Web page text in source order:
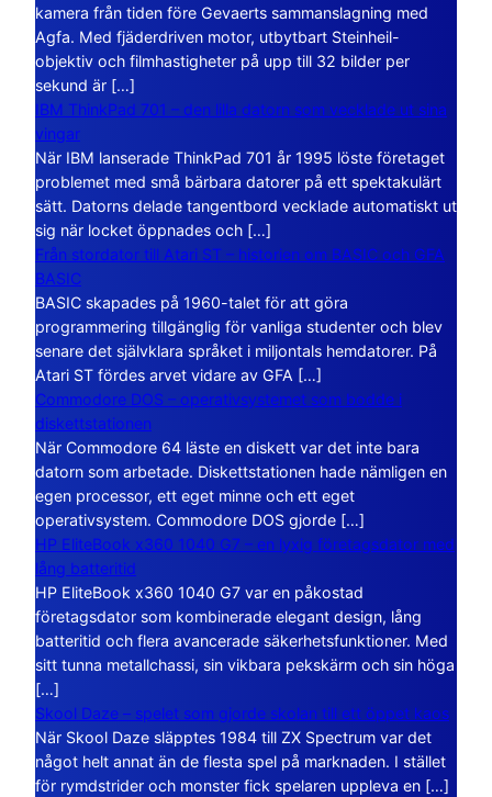
kamera från tiden före Gevaerts sammanslagning med
Agfa. Med fjäderdriven motor, utbytbart Steinheil-
objektiv och filmhastigheter på upp till 32 bilder per
sekund är […]
IBM ThinkPad 701 – den lilla datorn som vecklade ut sina
vingar
När IBM lanserade ThinkPad 701 år 1995 löste företaget
problemet med små bärbara datorer på ett spektakulärt
sätt. Datorns delade tangentbord vecklade automatiskt ut
sig när locket öppnades och […]
Från stordator till Atari ST – historien om BASIC och GFA
BASIC
BASIC skapades på 1960-talet för att göra
programmering tillgänglig för vanliga studenter och blev
senare det självklara språket i miljontals hemdatorer. På
Atari ST fördes arvet vidare av GFA […]
Commodore DOS – operativsystemet som bodde i
diskettstationen
När Commodore 64 läste en diskett var det inte bara
datorn som arbetade. Diskettstationen hade nämligen en
egen processor, ett eget minne och ett eget
operativsystem. Commodore DOS gjorde […]
HP EliteBook x360 1040 G7 – en lyxig företagsdator med
lång batteritid
HP EliteBook x360 1040 G7 var en påkostad
företagsdator som kombinerade elegant design, lång
batteritid och flera avancerade säkerhetsfunktioner. Med
sitt tunna metallchassi, sin vikbara pekskärm och sin höga
[…]
Skool Daze – spelet som gjorde skolan till ett öppet kaos
När Skool Daze släpptes 1984 till ZX Spectrum var det
något helt annat än de flesta spel på marknaden. I stället
för rymdstrider och monster fick spelaren uppleva en […]